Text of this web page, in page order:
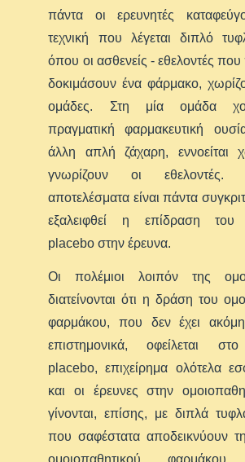
πάντα οι ερευνητές
τεχνική που λέγεται διπλό
όπου οι ασθενείς - εθελοντές που
δοκιμάσουν ένα φάρμακο,
ομάδες. Στη μία ομάδα
πραγματική φαρμακευτική
άλλη απλή ζάχαρη, εννοείται
γνωρίζουν οι εθελοντές.
αποτελέσματα είναι πάντα
εξαλειφθεί η επίδραση του
placebo στην έρευνα.
Οι πολέμιοι λοιπόν της
διατείνονται ότι η δράση του
φαρμάκου, που δεν έχει ακόμη
επιστημονικά, οφείλεται
placebo, επιχείρημα ολότελα
και οι έρευνες στην
γίνονται, επίσης, με διπλά
που σαφέστατα αποδεικνύουν
ομοιοπαθητικού